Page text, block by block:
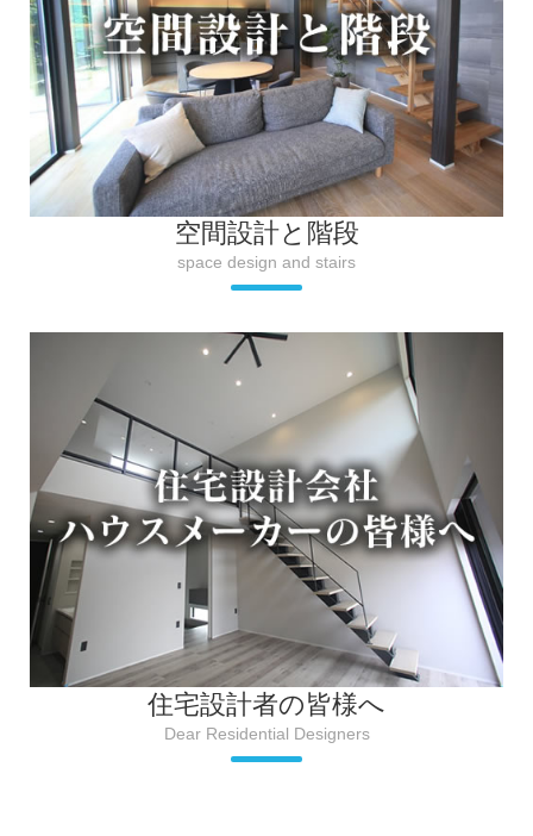
空間設計と階段
space design and stairs
住宅設計者の皆様へ
Dear Residential Designers